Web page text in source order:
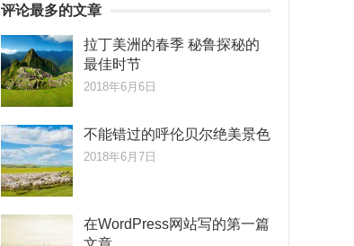
评论最多的文章
拉丁美洲的春季 秘鲁探秘的
最佳时节
2018年6月6日
不能错过的呼伦贝尔绝美景色
2018年6月7日
在WordPress网站写的第一篇